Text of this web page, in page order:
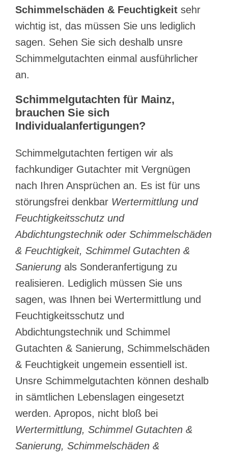
Schimmelschäden & Feuchtigkeit sehr
wichtig ist, das müssen Sie uns lediglich
sagen. Sehen Sie sich deshalb unsre
Schimmelgutachten einmal ausführlicher
an.
Schimmelgutachten für Mainz,
brauchen Sie sich
Individualanfertigungen?
Schimmelgutachten fertigen wir als
fachkundiger Gutachter mit Vergnügen
nach Ihren Ansprüchen an. Es ist für uns
störungsfrei denkbar Wertermittlung und
Feuchtigkeitsschutz und
Abdichtungstechnik oder Schimmelschäden
& Feuchtigkeit, Schimmel Gutachten &
Sanierung als Sonderanfertigung zu
realisieren. Lediglich müssen Sie uns
sagen, was Ihnen bei Wertermittlung und
Feuchtigkeitsschutz und
Abdichtungstechnik und Schimmel
Gutachten & Sanierung, Schimmelschäden
& Feuchtigkeit ungemein essentiell ist.
Unsre Schimmelgutachten können deshalb
in sämtlichen Lebenslagen eingesetzt
werden. Apropos, nicht bloß bei
Wertermittlung, Schimmel Gutachten &
Sanierung, Schimmelschäden &